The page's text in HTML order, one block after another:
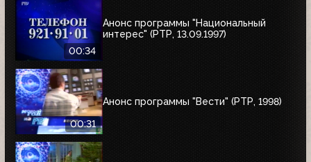
00:34
Анонс программы "Национальный
интерес" (РТР, 13.09.1997)
00:31
Анонс программы "Вести" (РТР, 1998)